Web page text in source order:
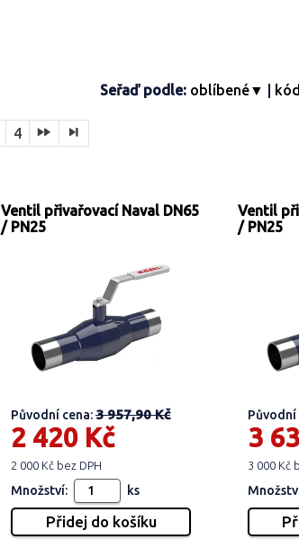
Seřaď podle: oblíbené▼
4
Ventil přivařovací Naval DN65
/ PN25
Původní cena:3 957,90 Kč
2 420 Kč
2 000 Kč bez DPH
Množství: ks
Ventil
/ PN25
Původní
3
3 000 Kč